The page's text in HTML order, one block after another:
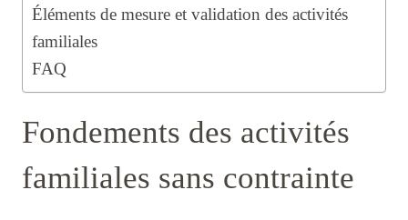
Éléments de mesure et validation des activités
familiales
FAQ
Fondements des activités
familiales sans contrainte